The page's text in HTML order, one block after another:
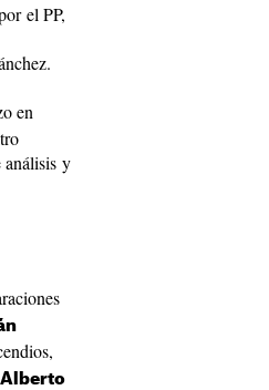
el PP,
en
análisis y
Alberto